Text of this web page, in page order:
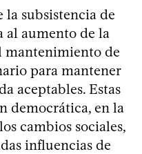
subsistencia de
al aumento de la
mantenimiento de
para mantener
aceptables. Estas
democrática, en la
cambios sociales,
influencias de